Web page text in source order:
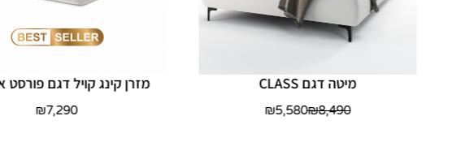
מיטה דגם CLASS
₪8,490
₪5,580
מזרן קינג קויל דגם פורסט
₪7,290